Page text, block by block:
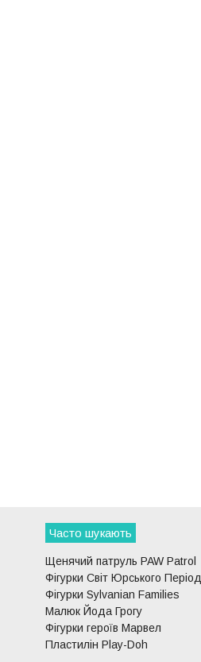
Часто шукають
Щенячий патруль PAW Patrol
Фігурки Світ Юрського
Фігурки Sylvanian Families
Малюк Йода Грогу
Фігурки героїв Марвел
Пластилін Play-Doh